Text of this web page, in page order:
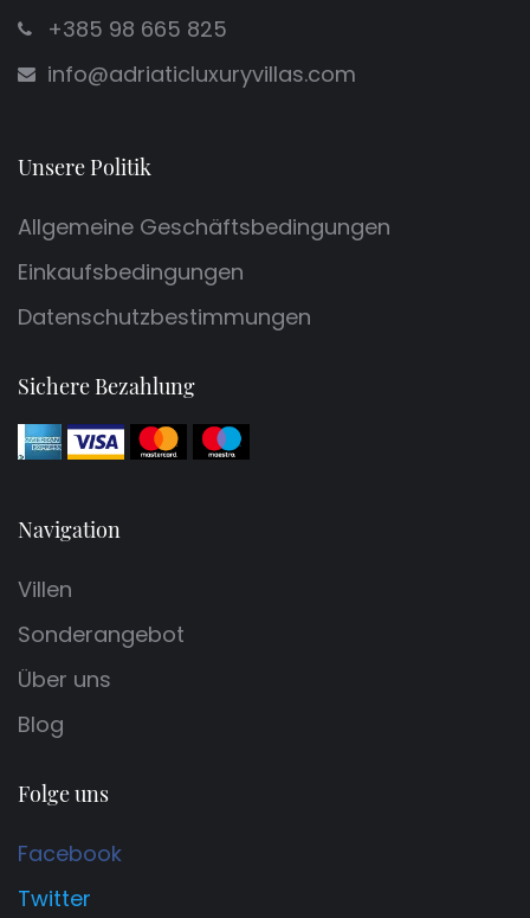
+385 98 665 825
info@adriaticluxuryvillas.com
Unsere Politik
Allgemeine Geschäftsbedingungen
Einkaufsbedingungen
Datenschutzbestimmungen
Sichere Bezahlung
Navigation
Villen
Sonderangebot
Über uns
Blog
Folge uns
Facebook
Twitter